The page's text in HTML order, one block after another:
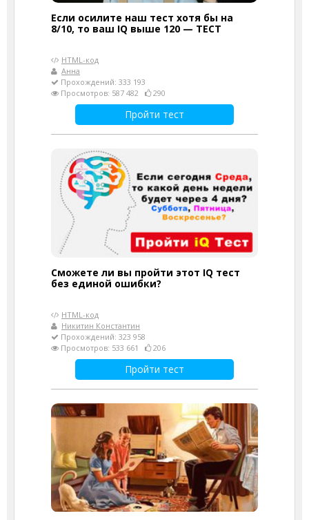
Если осилите наш тест хотя бы на
8/10, то ваш IQ выше 120 — ТЕСТ
HTML-код
Анна
Прохождений: 333 193
Просмотров: 587 482
290
Пройти тест
Сможете ли вы пройти этот IQ тест
без единой ошибки?
HTML-код
Никитин Константин
Прохождений: 323 958
Просмотров: 533 661
206
Пройти тест